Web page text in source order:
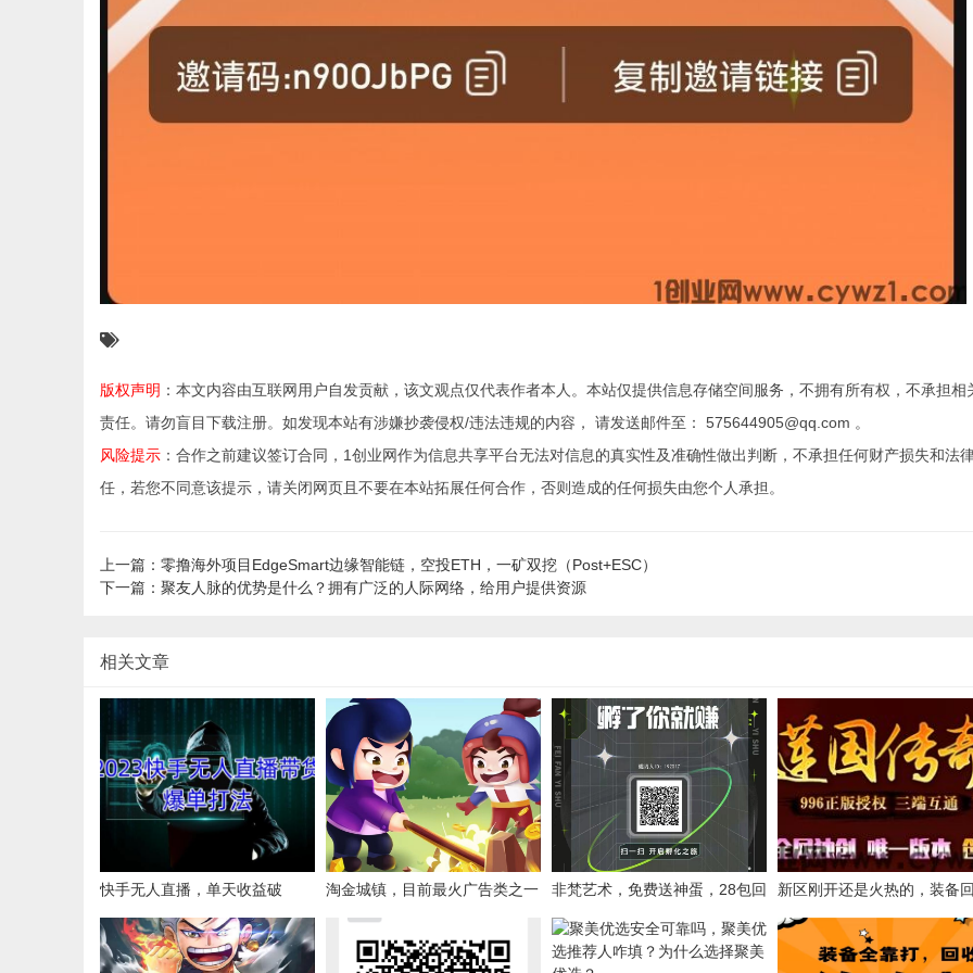
版权声明 ：本文内容由互联网用户自发贡献，该文观点仅代表作者本人。本站仅提供信息存储空间服务，不拥有所有权，不承担相
责任。请勿盲目下载注册。如发现本站有涉嫌抄袭侵权/违法违规的内容， 请发送邮件至： 575644905@qq.com 。
风险提示 ：合作之前建议签订合同，1创业网作为信息共享平台无法对信息的真实性及准确性做出判断，不承担任何财产损失和法
任，若您不同意该提示，请关闭网页且不要在本站拓展任何合作，否则造成的任何损失由您个人承担。
上一篇：零撸海外项目EdgeSmart边缘智能链，空投ETH，一矿双挖（Post+ESC）
下一篇：聚友人脉的优势是什么？拥有广泛的人际网络，给用户提供资源
相关文章
快手无人直播，单天收益破
2000，蓝海项目，抓紧上
车！！！
淘金城镇，目前最火广告类之一
非梵艺术，免费送神蛋，28包回
收，高扶持
新区刚开还是火热的，装备
超高，会打金的都已经坐不
传奇手游三端互通180复古